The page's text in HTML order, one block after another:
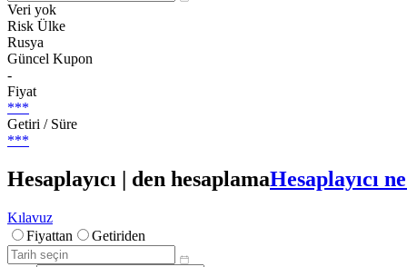
Veri yok
Risk Ülke
Rusya
Güncel Kupon
-
Fiyat
***
Getiri / Süre
***
Hesaplayıcı | den hesaplamaHesaplayıcı
Kılavuz
Fiyattan
Getiriden